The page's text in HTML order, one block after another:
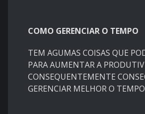
COMO GERENCIAR O TEMPO
TEM AGUMAS COISAS QUE
PARA AUMENTAR A
CONSEQUENTEMENTE
GERENCIAR MELHOR O